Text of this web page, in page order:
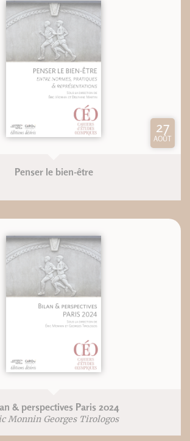
27
AOÛT
Penser le bien-être
& perspectives Paris 2024
Monnin Georges Tirologos